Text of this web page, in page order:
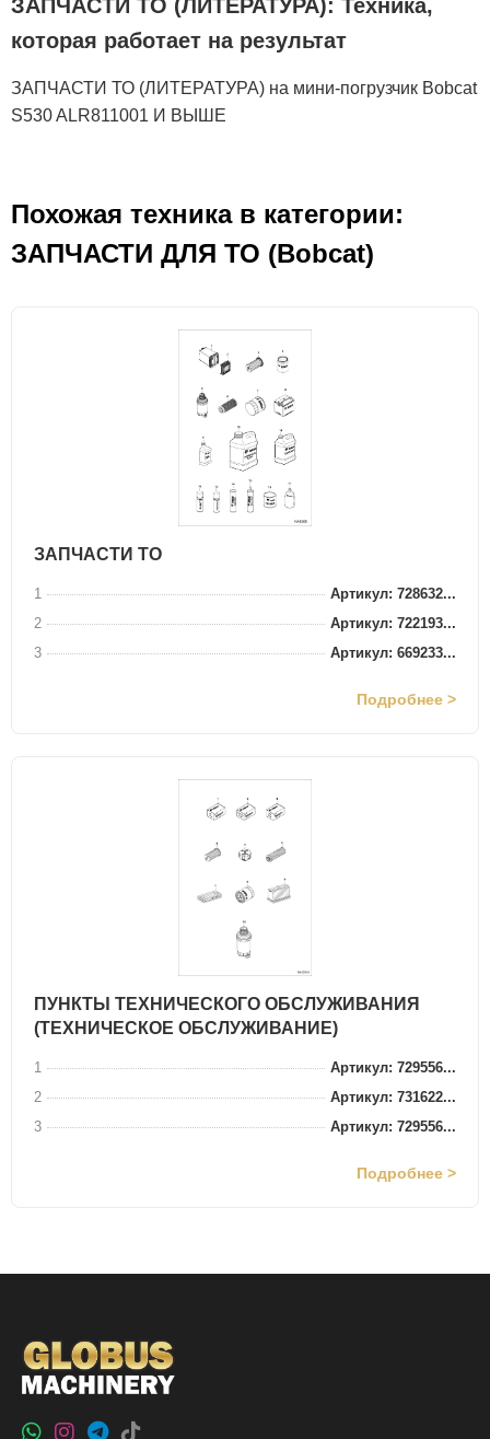
ЗАПЧАСТИ ТО (ЛИТЕРАТУРА): Техника,
которая работает на результат
ЗАПЧАСТИ ТО (ЛИТЕРАТУРА) на мини-погрузчик Bobcat
S530 ALR811001 И ВЫШЕ
Похожая техника в категории:
ЗАПЧАСТИ ДЛЯ ТО (Bobcat)
ЗАПЧАСТИ ТО
1
Артикул: 728632...
2
Артикул: 722193...
3
Артикул: 669233...
Подробнее >
ПУНКТЫ ТЕХНИЧЕСКОГО ОБСЛУЖИВАНИЯ
(ТЕХНИЧЕСКОЕ ОБСЛУЖИВАНИЕ)
1
Артикул: 729556...
2
Артикул: 731622...
3
Артикул: 729556...
Подробнее >